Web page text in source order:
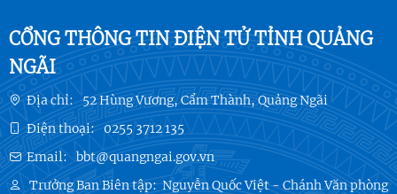
CỔNG THÔNG TIN ĐIỆN TỬ TỈNH QUẢNG
NGÃI
Địa chỉ: 52 Hùng Vương, Cẩm Thành, Quảng Ngãi
Điện thoại: 0255 3712 135
Email: bbt@quangngai.gov.vn
Trưởng Ban Biên tập:Nguyễn Quốc Việt - Chánh Văn phòng